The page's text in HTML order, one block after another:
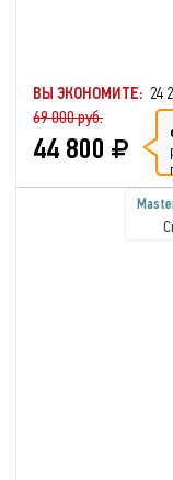
ВЫ ЭКОНОМИТЕ: 24
69 000 руб.
44 800